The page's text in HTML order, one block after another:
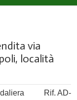
via
località
Rif. AD-